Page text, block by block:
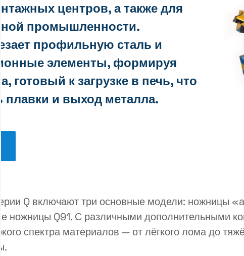
центров, а также для
промышленности.
профильную сталь и
элементы, формируя
готовый к загрузке в печь, что
плавки и выход металла.
Q включают три основные модели: ножницы
ножницы Q91. С различными дополнительными
спектра материалов — от лёгкого лома до